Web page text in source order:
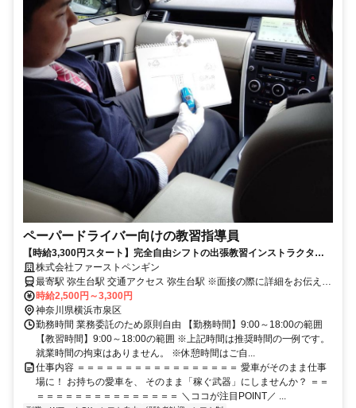
ペーパードライバー向けの教習指導員
【時給3,300円スタート】完全自由シフトの出張教習インストラクター
／マイカーで副業・Wワークに最適！
株式会社ファーストペンギン
最寄駅 弥生台駅 交通アクセス 弥生台駅 ※面接の際に詳細をお伝えい
たします
時給2,500円～3,300円
神奈川県横浜市泉区
勤務時間 業務委託のため原則自由 【勤務時間】9:00～18:00の範囲
【教習時間】9:00～18:00の範囲 ※上記時間は推奨時間の一例です。
就業時間の拘束はありません。 ※休憩時間はご自...
仕事内容 ＝＝＝＝＝＝＝＝＝＝＝＝＝＝＝＝＝ 愛車がそのまま仕事
場に！ お持ちの愛車を、 そのまま「稼ぐ武器」にしませんか？ ＝＝
＝＝＝＝＝＝＝＝＝＝＝＝＝＝＝ ＼ココが注目POINT／ ...